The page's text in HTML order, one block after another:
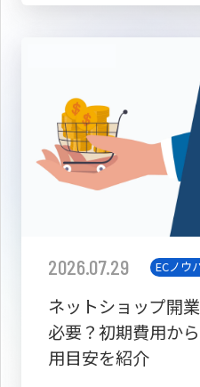
2026.07.29 ECノウ
ネットショップ開
必要？初期費用か
用目安を紹介